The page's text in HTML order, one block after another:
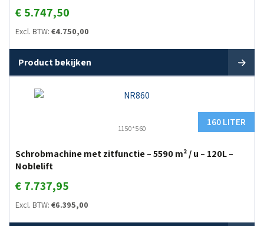
€ 5.747,50
Excl. BTW: €4.750,00
Product bekijken
160 LITER
1150*560
Schrobmachine met zitfunctie – 5590 m² / u – 120L –
Noblelift
€ 7.737,95
Excl. BTW: €6.395,00